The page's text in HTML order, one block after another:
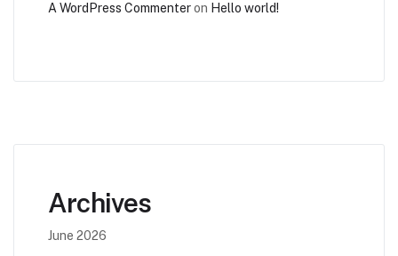
A WordPress Commenteron Hello world!
Archives
June 2026